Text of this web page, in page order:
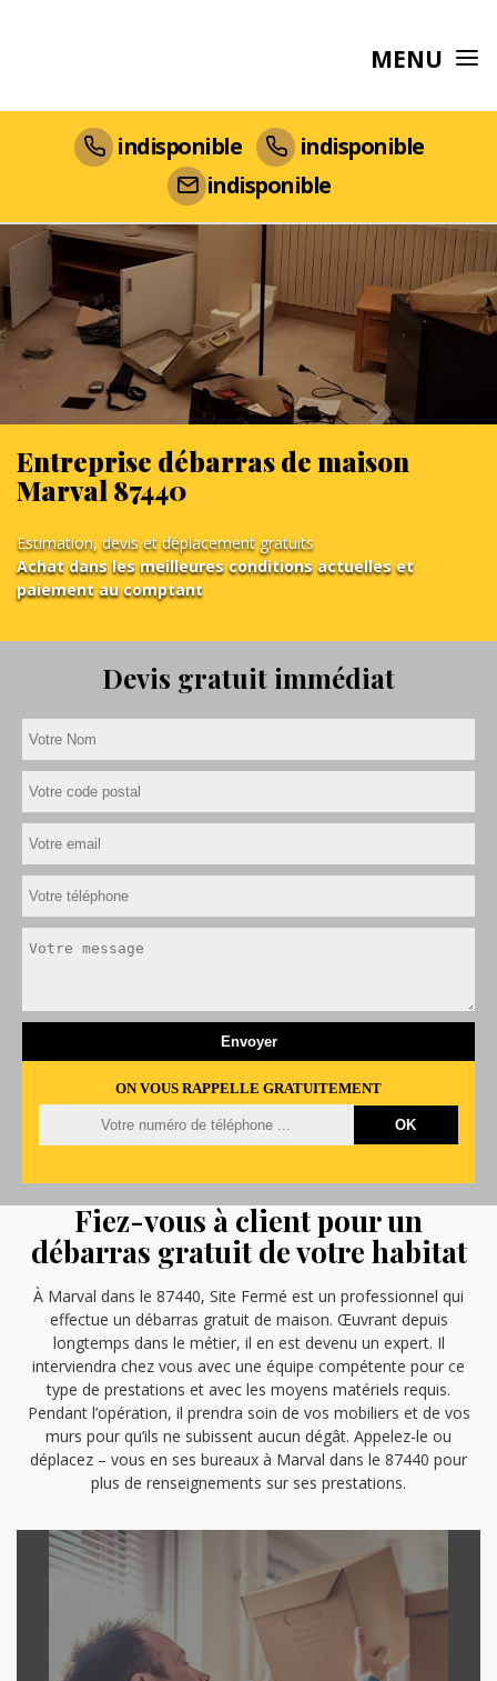
MENU
indisponible
indisponible
indisponible
Entreprise débarras de maison
Marval 87440
Estimation, devis et déplacement gratuits
Achat dans les meilleures conditions actuelles et
paiement au comptant
Devis gratuit immédiat
ON VOUS RAPPELLE GRATUITEMENT
Fiez-vous à client pour un
débarras gratuit de votre habitat
À Marval dans le 87440, Site Fermé est un professionnel qui
effectue un débarras gratuit de maison. Œuvrant depuis
longtemps dans le métier, il en est devenu un expert. Il
interviendra chez vous avec une équipe compétente pour ce
type de prestations et avec les moyens matériels requis.
Pendant l’opération, il prendra soin de vos mobiliers et de vos
murs pour qu’ils ne subissent aucun dégât. Appelez-le ou
déplacez – vous en ses bureaux à Marval dans le 87440 pour
plus de renseignements sur ses prestations.